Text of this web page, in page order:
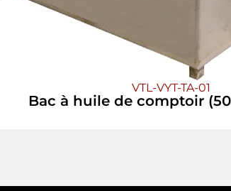
VTL-VYT-TA-01
Bac à huile de comptoir